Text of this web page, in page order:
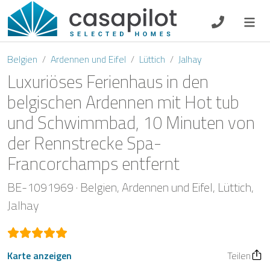
DE EN ES FR
Frühstück
Gutscheine
Eigentümer Log-In
Belgien Ardennen und Eifel Lüttich Jalhay
Luxuriöses Ferienhaus in den
belgischen Ardennen mit Hot tub
und Schwimmbad, 10 Minuten von
der Rennstrecke Spa-
Francorchamps entfernt
BE-1091969 Belgien Ardennen und Eifel Lüttich
Jalhay
Karte anzeigen Teilen